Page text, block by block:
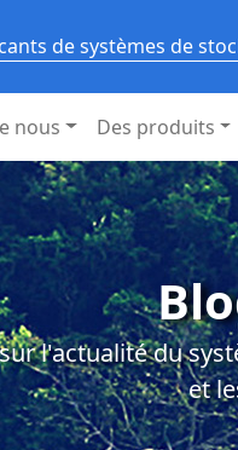
de systèmes de
nous Des produits
l'actualité du
et